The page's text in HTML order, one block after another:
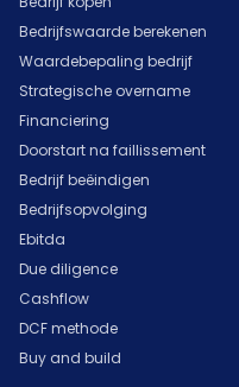
Bedrijfswaarde berekenen
Waardebepaling bedrijf
Strategische overname
Financiering
Doorstart na faillissement
Bedrijf beëindigen
Bedrijfsopvolging
Ebitda
Due diligence
Cashflow
DCF methode
Buy and build